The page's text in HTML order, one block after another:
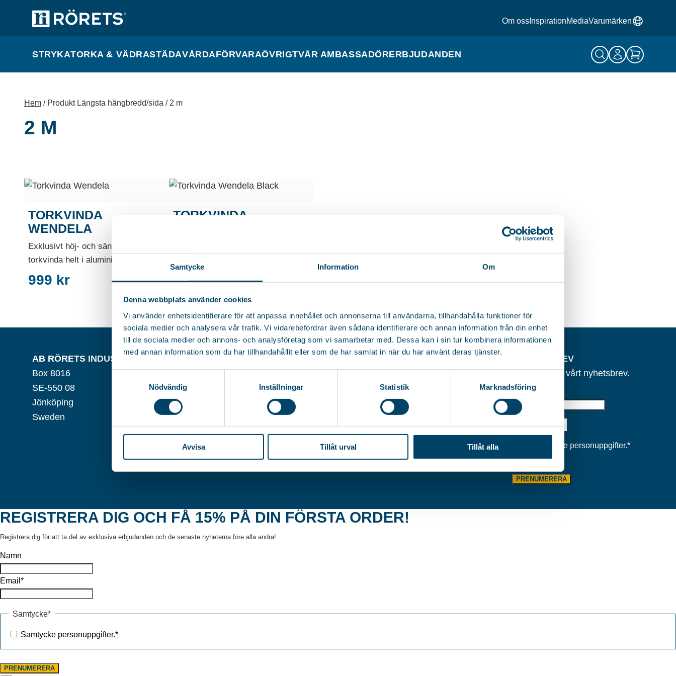
Samtycke Information Om
Denna webbplats använder cookies
Vi använder enhetsidentifierare för att anpassa innehållet och annonserna till användarna, tillhandahålla funktioner för
sociala medier och analysera vår trafik. Vi vidarebefordrar även sådana identifierare och annan information från din enhet
till de sociala medier och annons- och analysföretag som vi samarbetar med. Dessa kan i sin tur kombinera informationen
med annan information som du har tillhandahållit eller som de har samlat in när du har använt deras tjänster.
Nödvändig
Inställningar Statistik Marknadsföring
Avvisa Tillåt urval Tillåt alla
Om oss InspirationMediaVarumärken
STRYKATORKA & VÄDRASTÄDAVÅRDAFÖRVARAÖVRIGTVÅR AMBASSADÖRERBJUDANDEN
Hem / Produkt Längsta hängbredd/sida / 2 m
2 M
TORKVINDA
WENDELA
Exklusivt höj- och sänkbar 4-armad
torkvinda helt i aluminium....
999 kr
TORKVINDA
999kr
AB RÖRETS INDUSTRIER
Box 8016
SE-550 08
Jönköping
Sweden
SE-553 02
Jönköping
Sweden
E-POST
mail@rorets.se
KÖPVILLKOR
COOKIES & INTEGRITETSPOLICY
NYHETSBREV
Anmäl dig till vårt nyhetsbrev.
E-post
Samtycke*
Samtycke personuppgifter.*
REGISTRERA DIG OCH FÅ 15% PÅ DIN FÖRSTA ORDER!
Registrera dig för att ta del av exklusiva erbjudanden och de senaste nyheterna före alla andra!
Namn
Email *
Samtycke*
Samtycke personuppgifter.*